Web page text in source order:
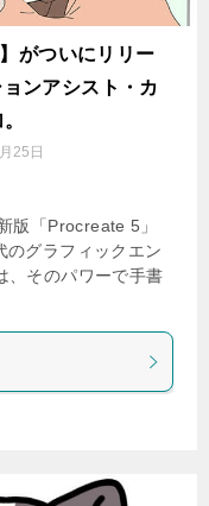
がついにリリー
ンアシスト・カ
25日
版「Procreate 5」
のグラフィックエン
、そのパワーで手書